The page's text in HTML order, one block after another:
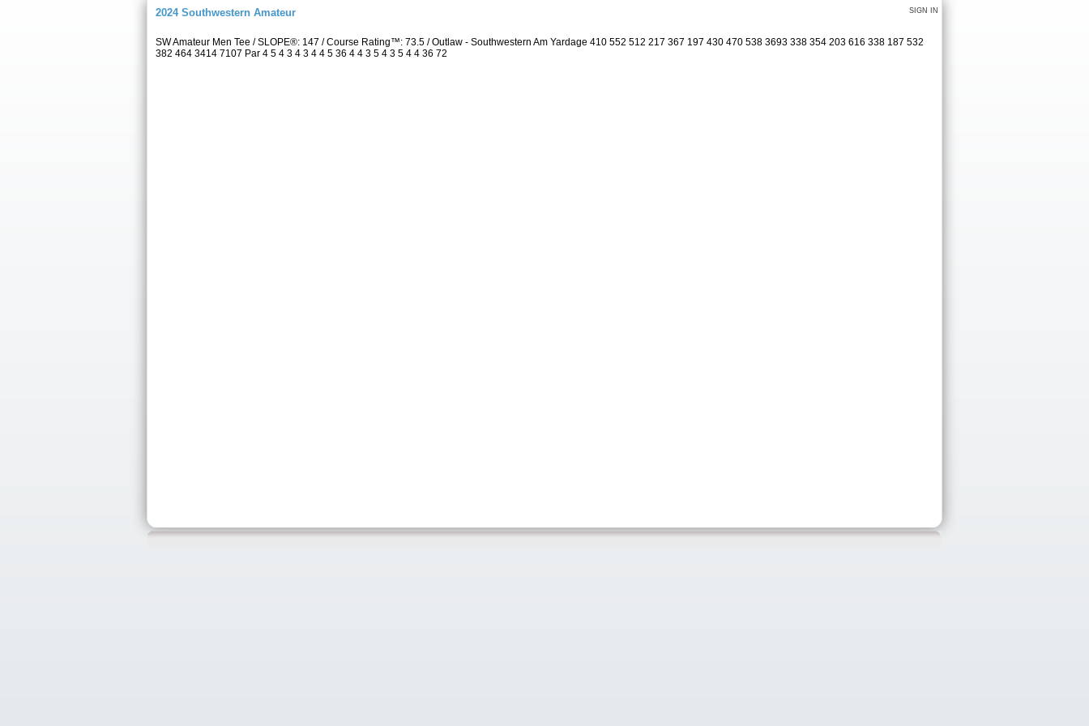
SIGN IN
2024 Southwestern Amateur
SW Amateur Men Tee / SLOPE®: 147 / Course Rating™: 73.5 / Outlaw - Southwestern Am Yardage 410 552 512 217 367 197 430 470 538 3693 338 354 203 616 338 187 532
382 464 3414 7107 Par 4 5 4 3 4 3 4 4 5 36 4 4 3 5 4 3 5 4 4 36 72